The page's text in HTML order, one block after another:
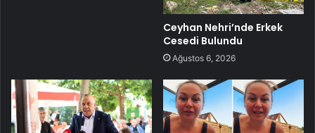
Ceyhan Nehri’nde Erkek
Cesedi Bulundu
Ağustos 6, 2026